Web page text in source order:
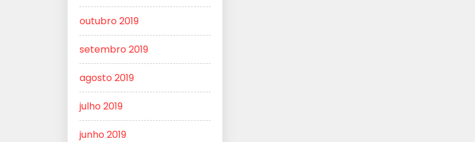
outubro 2019
setembro 2019
agosto 2019
julho 2019
junho 2019